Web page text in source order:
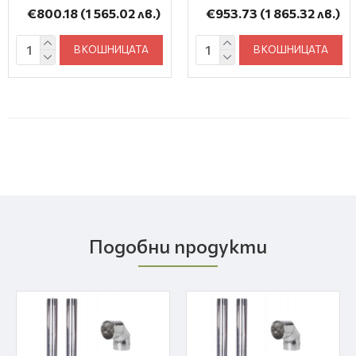
€800.18 (1 565.02 лв.)
В КОШНИЦАТА
€953.73 (1 865.32 лв.)
В КОШНИЦАТА
Подобни продукти